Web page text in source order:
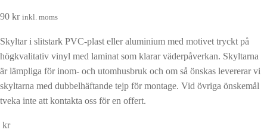
90 kr inkl. moms
Skyltar i slitstark PVC-plast eller aluminium med motivet tryckt på
högkvalitativ vinyl med laminat som klarar väderpåverkan. Skyltarna
är lämpliga för inom- och utomhusbruk och om så önskas levererar vi
skyltarna med dubbelhäftande tejp för montage. Vid övriga önskemål
tveka inte att kontakta oss för en offert.
kr